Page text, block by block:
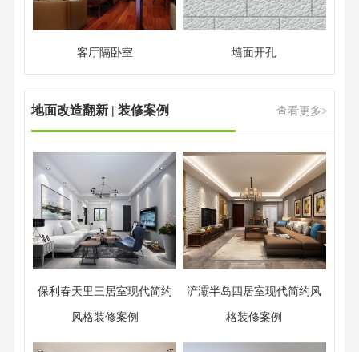
客厅隔卧室 墙面开孔
地面改造翻新 | 装修案例 查看更多>
保利春天里三居室现代简约
风格装修案例
浐灞半岛四居室现代简约风
格装修案例